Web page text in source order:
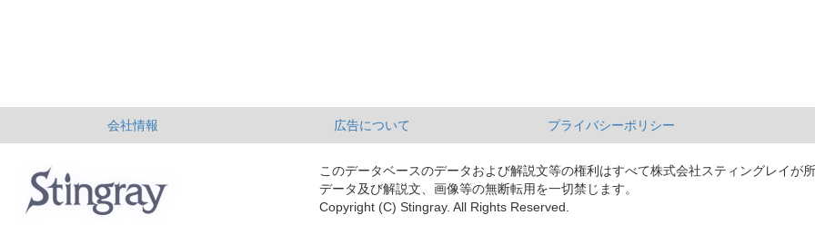
会社情報 広告について プライバシーポリシー
このデータベースのデータおよび解説文等の権利はすべて株式会社スティングレイが
データ及び解説文、画像等の無断転用を一切禁じます。
Copyright (C) Stingray. All Rights Reserved.